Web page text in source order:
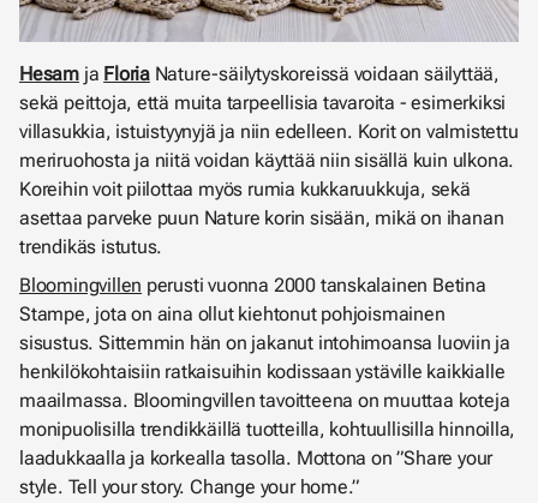
Hesamja FloriaNature-säilytyskoreissä voidaan säilyttää,
sekä peittoja, että muita tarpeellisia tavaroita - esimerkiksi
villasukkia, istuistyynyjä ja niin edelleen. Korit on valmistettu
meriruohosta ja niitä voidan käyttää niin sisällä kuin ulkona.
Koreihin voit piilottaa myös rumia kukkaruukkuja, sekä
asettaa parveke puun Nature korin sisään, mikä on ihanan
trendikäs istutus.
Bloomingvillen perusti vuonna 2000 tanskalainen Betina
Stampe, jota on aina ollut kiehtonut pohjoismainen
sisustus. Sittemmin hän on jakanut intohimoansa luoviin ja
henkilökohtaisiin ratkaisuihin kodissaan ystäville kaikkialle
maailmassa. Bloomingvillen tavoitteena on muuttaa koteja
monipuolisilla trendikkäillä tuotteilla, kohtuullisilla hinnoilla,
laadukkaalla ja korkealla tasolla. Mottona on ”Share your
style. Tell your story. Change your home.”